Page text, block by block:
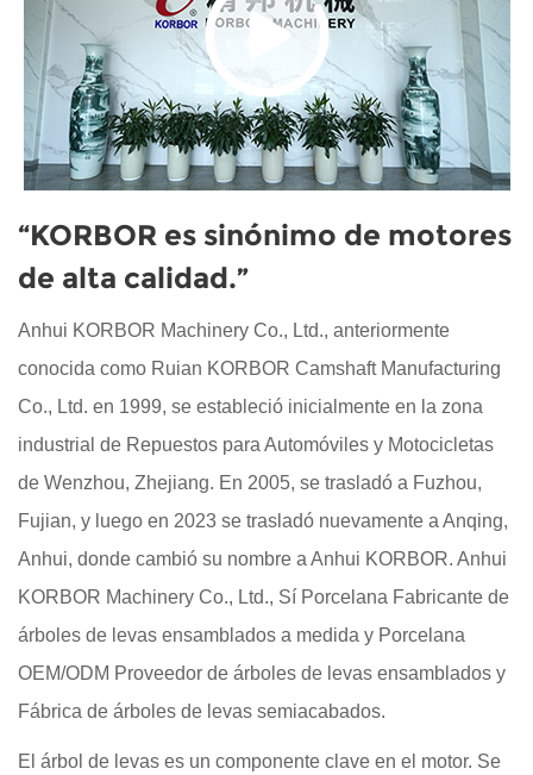
“KORBOR es sinónimo de motores
de alta calidad.”
Anhui KORBOR Machinery Co., Ltd., anteriormente
conocida como Ruian KORBOR Camshaft Manufacturing
Co., Ltd. en 1999, se estableció inicialmente en la zona
industrial de Repuestos para Automóviles y Motocicletas
de Wenzhou, Zhejiang. En 2005, se trasladó a Fuzhou,
Fujian, y luego en 2023 se trasladó nuevamente a Anqing,
Anhui, donde cambió su nombre a Anhui KORBOR. Anhui
KORBOR Machinery Co., Ltd., Sí Porcelana Fabricante de
árboles de levas ensamblados a medida y Porcelana
OEM/ODM Proveedor de árboles de levas ensamblados y
Fábrica de árboles de levas semiacabados.
El árbol de levas es un componente clave en el motor. Se